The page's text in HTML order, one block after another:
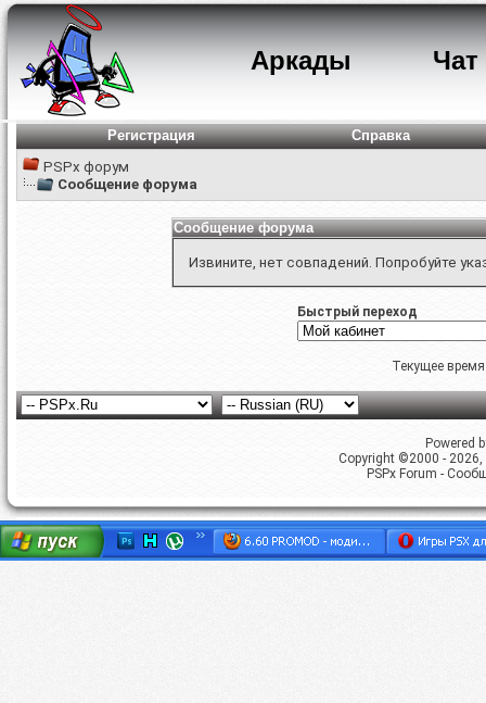
Аркады Чат
Регистрация
Справка
PSPx форум
Сообщение форума
Сообщение форума
Извините, нет совпадений. Попробуйте
Быстрый переход
Текущее
Powered
Copyright ©2000 -
PSPx Forum -